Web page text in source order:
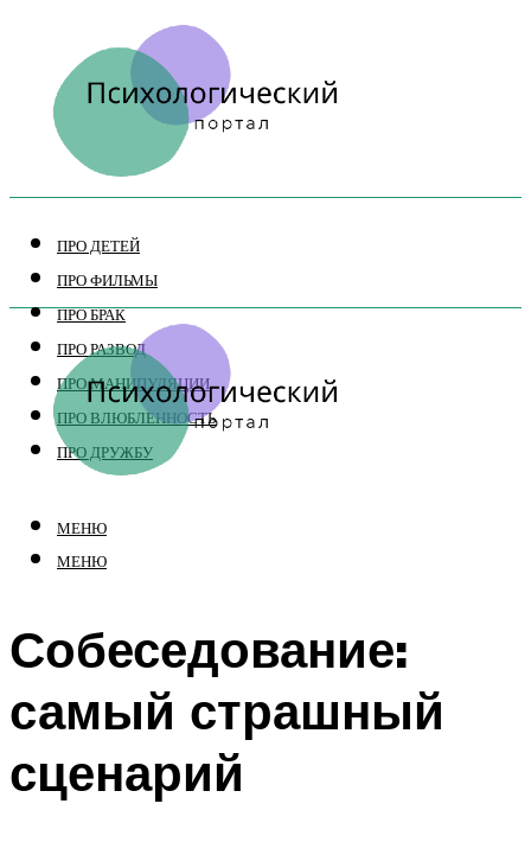
ПРО ДЕТЕЙ
ПРО ФИЛЬМЫ
ПРО БРАК
ПРО РАЗВОД
ПРО МАНИПУЛЯЦИИ
ПРО ВЛЮБЛЕННОСТЬ
ПРО ДРУЖБУ
МЕНЮ
МЕНЮ
Собеседование:
самый страшный
сценарий